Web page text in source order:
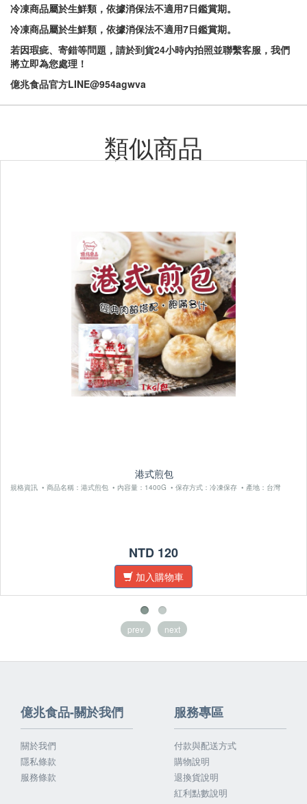
冷凍商品屬於生鮮類，依據消保法不適用7日鑑賞期。
冷凍商品屬於生鮮類，依據消保法不適用7日鑑賞期。
若因瑕疵、寄錯等問題，請於到貨24小時內拍照並聯繫客服，我們
將立即為您處理！
億兆食品官方LINE@954agwva
類似商品
港式煎包
規格資訊 • 商品名稱：港式煎包 • 內容量：1400G • 保存方式：冷凍保存 • 產地：台灣
NTD 120
加入購物車
prev next
億兆食品-關於我們
關於我們
隱私條款
服務條款
服務專區
付款與配送方式
購物說明
退換貨說明
紅利點數說明